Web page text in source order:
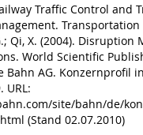
Traffic Control and
Transportation
Qi, X. (2004).
World Scientific
Bahn AG. Konzernprofil
URL:
site/bahn/de/
(Stand 02.07.2010)